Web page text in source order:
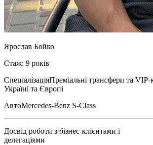
Ярослав Бойко
Стаж: 9 років
СпеціалізаціяПреміальні трансфери та VIP-
Україні та Європі
АвтоMercedes-Benz S-Class
Досвід роботи з бізнес-клієнтами і
делегаціями